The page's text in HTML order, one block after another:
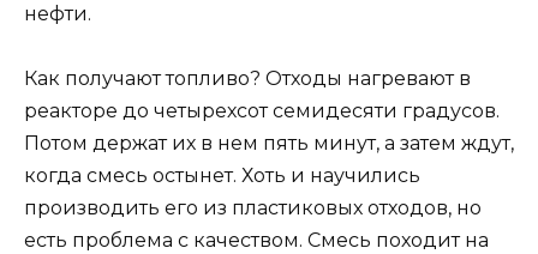
нефти.
Как получают топливо? Отходы нагревают в
реакторе до четырехсот семидесяти градусов.
Потом держат их в нем пять минут, а затем ждут,
когда смесь остынет. Хоть и научились
производить его из пластиковых отходов, но
есть проблема с качеством. Смесь походит на